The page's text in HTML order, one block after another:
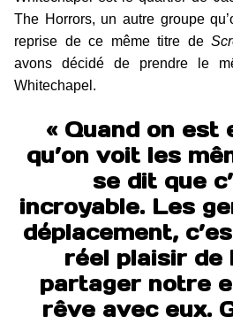
The Horrors, un autre groupe
reprise de ce même titre de
avons décidé de prendre le
Whitechapel.
« Quand on est
qu’on voit les
se dit que
incroyable. Les
déplacement,
réel plaisir de
partager notre
rêve avec eux.